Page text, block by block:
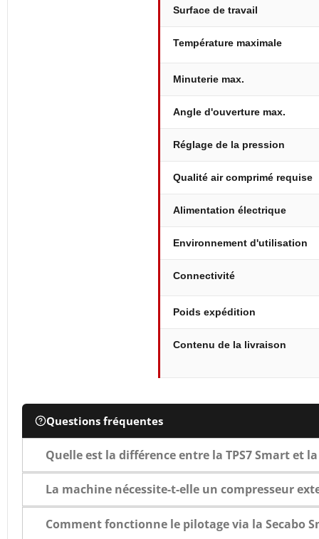
Surface de travail
Température maximale
Minuterie max.
Angle d'ouverture max.
Réglage de la pression
Qualité air comprimé requise
Alimentation électrique
Environnement d'utilisation
Connectivité
Poids expédition
Contenu de la livraison
Questions fréquentes
Quelle est la différence entre la TPS7 Smart et la
La machine nécessite-t-elle un compresseur
Comment fonctionne le pilotage via la Secabo